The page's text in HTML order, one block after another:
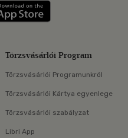
Szerezd meg: Google
Törzsvásárlói Program
Törzsvásárlói Programunkról
Törzsvásárlói Kártya egyenlege
Törzsvásárlói szabályzat
Libri App